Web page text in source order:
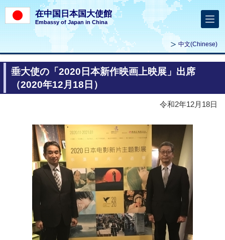
在中国日本国大使館
Embassy of Japan in China
中文(Chinese)
垂大使の「2020日本新作映画上映展」出席
（2020年12月18日）
令和2年12月18日